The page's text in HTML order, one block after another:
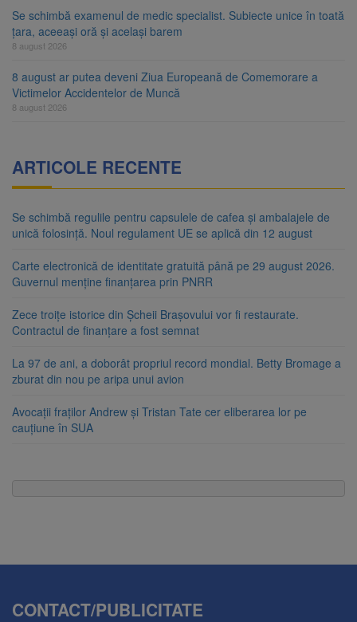
Se schimbă examenul de medic specialist. Subiecte unice în toată
țara, aceeași oră și același barem
8 august 2026
8 august ar putea deveni Ziua Europeană de Comemorare a
Victimelor Accidentelor de Muncă
8 august 2026
ARTICOLE RECENTE
Se schimbă regulile pentru capsulele de cafea și ambalajele de
unică folosință. Noul regulament UE se aplică din 12 august
Carte electronică de identitate gratuită până pe 29 august 2026.
Guvernul menține finanțarea prin PNRR
Zece troițe istorice din Șcheii Brașovului vor fi restaurate.
Contractul de finanțare a fost semnat
La 97 de ani, a doborât propriul record mondial. Betty Bromage a
zburat din nou pe aripa unui avion
Avocații fraților Andrew și Tristan Tate cer eliberarea lor pe
cauțiune în SUA
CONTACT/PUBLICITATE